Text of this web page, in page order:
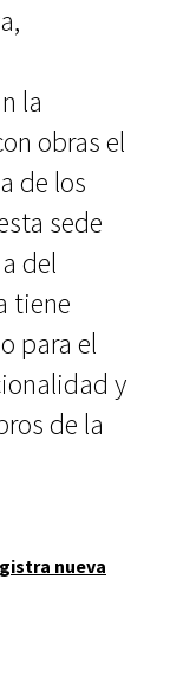
la
obras el
de los
sede
del
tiene
para el
y
de la
nueva